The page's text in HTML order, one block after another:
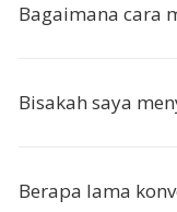
Bagaimana cara
Bisakah saya
Berapa lama